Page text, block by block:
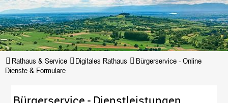
Rathaus & Service Digitales Rathaus
Bürgerservice - Online
Dienste & Formulare